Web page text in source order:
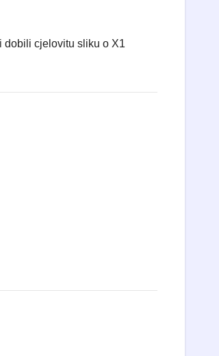
dobili cjelovitu sliku o X1